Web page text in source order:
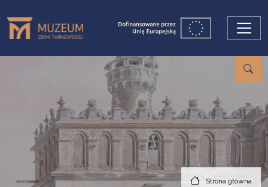
Strona główna